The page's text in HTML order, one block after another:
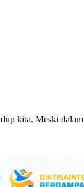
kita. Meski